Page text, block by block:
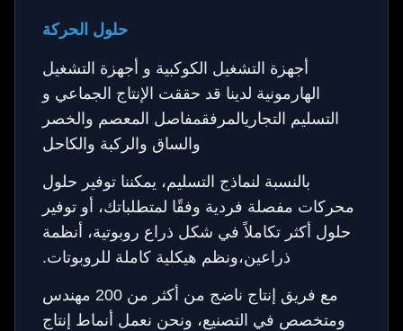
حلول الحركة
أجهزة التشغيل الكوكبية و أجهزة التشغيل
الهارمونية لدينا قد حققت الإنتاج الجماعي و
التسليم التجاريالمرفقمفاصل المعصم والخصر
والساق والركبة والكاحل
بالنسبة لنماذج التسليم، يمكننا توفير حلول
محركات مفصلة فردية وفقًا لمتطلباتك، أو توفير
حلول أكثر تكاملاً في شكل ذراع روبوتية، أنظمة
ذراعين،ونظم هيكلية كاملة للروبوتات.
مع فريق إنتاج ناضج من أكثر من 200 مهندس
ومتخصص في التصنيع، ونحن نعمل أنماط إنتاج